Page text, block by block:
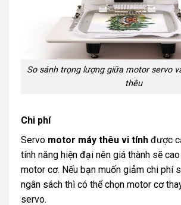
So sánh trọng lượng giữa motor servo
thêu
Chi phí
Servo motor máy thêu vi tính được
tính năng hiện đại nên giá thành sẽ
motor cơ. Nếu bạn muốn giảm chi phí
ngân sách thì có thể chọn motor cơ
servo.